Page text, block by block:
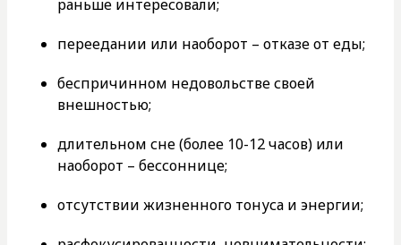
раньше интересовали;
переедании или наоборот – отказе от еды;
беспричинном недовольстве своей
внешностью;
длительном сне (более 10-12 часов) или
наоборот – бессоннице;
отсутствии жизненного тонуса и энергии;